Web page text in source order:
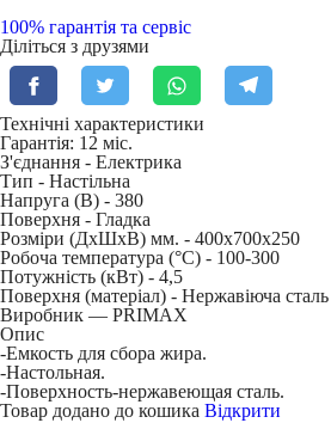
100% гарантія та сервіс
Діліться з друзями
Технічні характеристики
Гарантія: 12 міс.
З'єднання - Електрика
Тип - Настільна
Напруга (В) - 380
Поверхня - Гладка
Розміри (ДхШхВ) мм. - 400х700х250
Робоча температура (°C) - 100-300
Потужність (кВт) - 4,5
Поверхня (матеріал) - Нержавіюча сталь
Виробник — PRIMAX
Опис
-Емкость для сбора жира.
-Настольная.
-Поверхность-нержавеющая сталь.
Товар додано до кошика Відкрити